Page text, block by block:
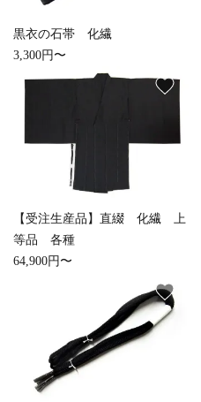
黒衣の石帯 化繊
3,300円〜
【受注生産品】直綴 化繊 上
等品 各種
64,900円〜
favorite
favorite